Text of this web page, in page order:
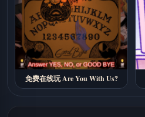
免费在线玩 Are You With Us?